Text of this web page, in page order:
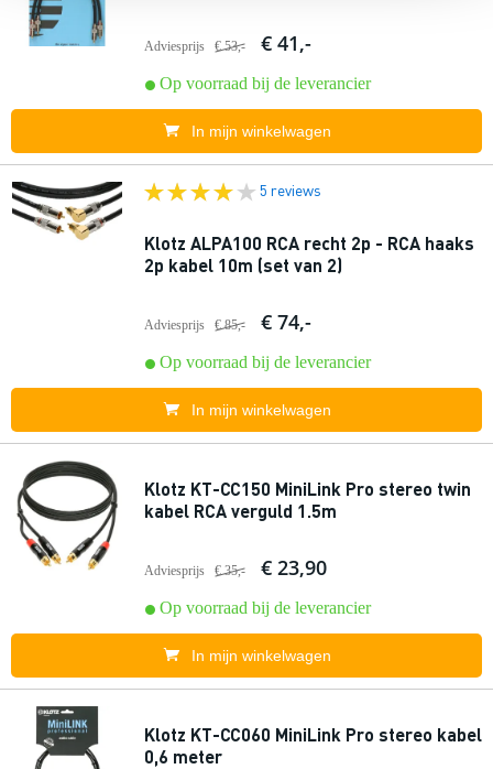
Adviesprijs € 53,- € 41,-
Op voorraad bij de leverancier
In mijn winkelwagen
5 reviews
Klotz ALPA100 RCA recht 2p - RCA haaks
2p kabel 10m (set van 2)
Adviesprijs € 85,- € 74,-
Op voorraad bij de leverancier
In mijn winkelwagen
Klotz KT-CC150 MiniLink Pro stereo twin
kabel RCA verguld 1.5m
Adviesprijs € 35,- € 23,90
Op voorraad bij de leverancier
In mijn winkelwagen
Klotz KT-CC060 MiniLink Pro stereo kabel
0,6 meter